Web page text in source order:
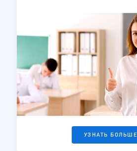
УЗНАТЬ БОЛЬШЕ